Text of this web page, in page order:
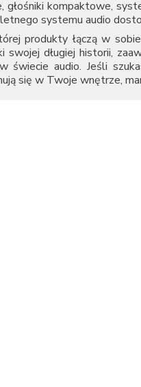
głośniki kompaktowe,
systemu audio
produkty łączą w
swojej długiej historii,
świecie audio. Jeśli
się w Twoje wnętrze,